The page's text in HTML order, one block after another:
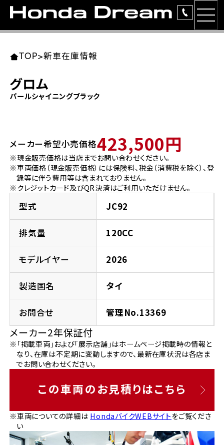
ラインアップ
レンタルバイク
洋用品
イベント
法人向けサービス
お問い合わせ
TOP>新車在庫情報
グロム
パールシャイニングブラック
メーカー希望小売価格423,500円
※現金販売価格は当店までお問い合わせください。
※車両価格（現金販売価格）には保険料、税金（消費税を除く）、登
録等に伴う費用等は含まれておりません。
※クレジットカード及びQR決済はご利用いただけません。
型式 JC92
排気量 120CC
モデルイヤー 2026
製造国名 タイ
お問合せ 管理No.13369
メーカー2年保証付
※「掲載車両」および「展示店舗」はホームページ掲載時の情報と
なり、在庫は不定期に変動しますので、最新在庫状況は各店ま
でお問い合わせください。
この車両のお見積りはこちら
※車両についての詳細は HondaバイクWEBサイトをご覧くださ
い
東北エリア 店舗一覧
岩手県
宮城県
ホンダドリーム 仙台泉
ホンダドリーム 宮城岩沼
福島県
ホンダドリーム 郡山
関東エリア 店舗一覧
東京都
ホンダドリーム 西東京
ホンダドリーム 練馬
ホンダドリーム 板橋
ホンダドリーム 葛飾
ホンダドリーム 大田
ホンダドリーム 立川
神奈川県
ホンダドリーム 磯子
ホンダドリーム 川崎宮前
中部エリア 店舗一覧
愛知県
ホンダドリーム 名古屋南
ホンダドリーム 小牧
ホンダドリーム 名古屋東
ホンダドリーム 一宮
ホンダドリーム 豊橋
ホンダドリーム 名古屋上小田井
岐阜県
ホンダドリーム 岐阜
近畿エリア 店舗一覧
大阪府
ホンダドリーム 箕面
ホンダドリーム 藤井寺
ホンダドリーム 東淀川
ホンダドリーム 豊中
京都府
ホンダドリーム 京都北山
兵庫県
ホンダドリーム 神戸灘
ホンダドリーム 尼崎
中国・四国エリア 店舗一覧
岡山県
広島県
ホンダドリーム 広島
ホンダドリーム 福山
徳島県
ホンダドリーム 徳島
香川県
ホンダドリーム 高松
九州エリア 店舗一覧
福岡県
ホンダドリーム 福岡東
ホンダドリーム 久留米
ホンダドリーム 福岡春日
ホンダドリーム 福岡西
熊本県